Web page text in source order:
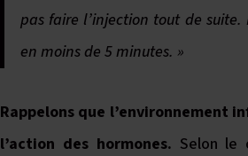
pas faire l’injection tout de
en moins de 5 minutes. »
Rappelons que l’environnement
l’action des hormones. Selon le